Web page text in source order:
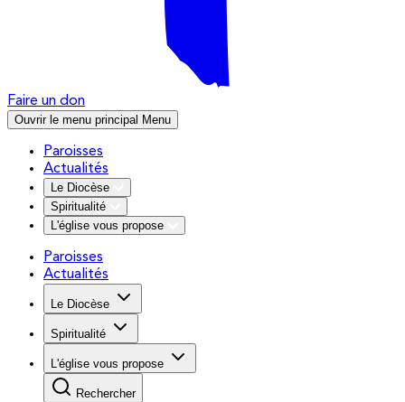
Faire un don
Ouvrir le menu principal Menu
Paroisses
Actualités
Le Diocèse
Spiritualité
L'église vous propose
Paroisses
Actualités
Le Diocèse
Spiritualité
L'église vous propose
Rechercher